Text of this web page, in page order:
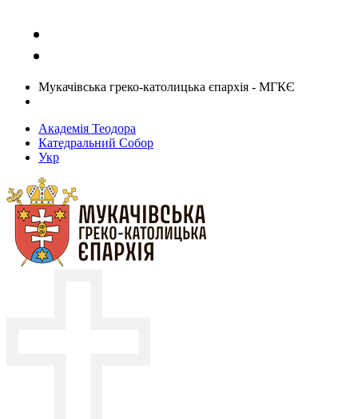
Мукачівська греко-католицька єпархія - МГКЄ
Академія Теодора
Катедральний Собор
Укр